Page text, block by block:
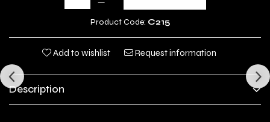
Product Code: C215
Add to wishlist Request information
Description